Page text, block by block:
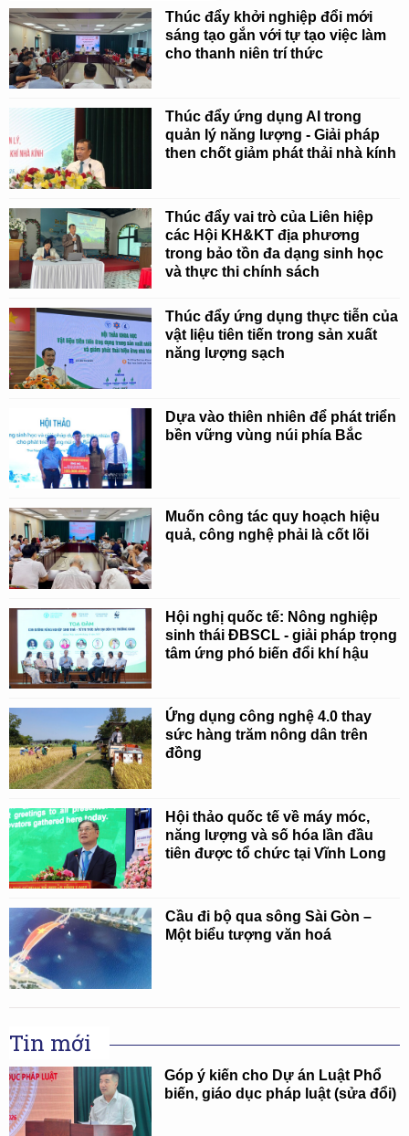
Thúc đẩy khởi nghiệp đổi mới
sáng tạo gắn với tự tạo việc làm
cho thanh niên trí thức
Thúc đẩy ứng dụng AI trong
quản lý năng lượng - Giải pháp
then chốt giảm phát thải nhà kính
Thúc đẩy vai trò của Liên hiệp
các Hội KH&KT địa phương
trong bảo tồn đa dạng sinh học
và thực thi chính sách
Thúc đẩy ứng dụng thực tiễn của
vật liệu tiên tiến trong sản xuất
năng lượng sạch
Dựa vào thiên nhiên để phát triển
bền vững vùng núi phía Bắc
Muốn công tác quy hoạch hiệu
quả, công nghệ phải là cốt lõi
Hội nghị quốc tế: Nông nghiệp
sinh thái ĐBSCL - giải pháp trọng
tâm ứng phó biến đổi khí hậu
Ứng dụng công nghệ 4.0 thay
sức hàng trăm nông dân trên
đồng
Hội thảo quốc tế về máy móc,
năng lượng và số hóa lần đầu
tiên được tổ chức tại Vĩnh Long
Cầu đi bộ qua sông Sài Gòn –
Một biểu tượng văn hoá
Tin mới
Góp ý kiến cho Dự án Luật Phổ
biến, giáo dục pháp luật (sửa đổi)